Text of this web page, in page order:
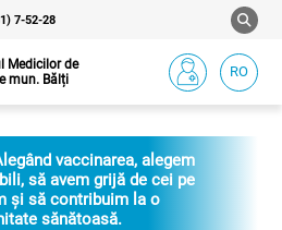
7-52-28
Medicilor de
mun. Bălți
RO
vaccinarea, alegem
să avem grijă de cei pe
și să contribuim la o
sănătoasă.